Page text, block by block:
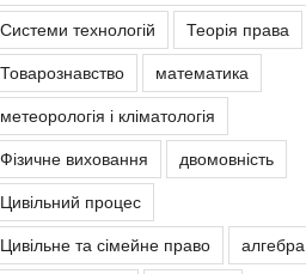
Системи технологій
Теорія права
Товарознавство
математика
метеорологія і кліматологія
Фізичне виховання
двомовність
Цивільний процес
Цивільне та сімейне право
алгебра